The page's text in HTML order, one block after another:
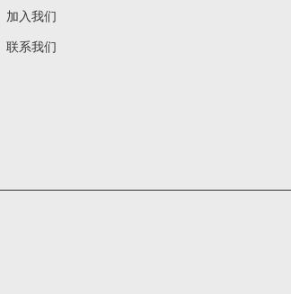
加入我们
联系我们